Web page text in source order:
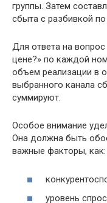
группы. Затем
сбыта с разбивкой
Для ответа на
цене?» по каждой
объем реализации в
выбранного канала
суммируют.
Особое внимание
Она должна быть
важные факторы, как:
уровень